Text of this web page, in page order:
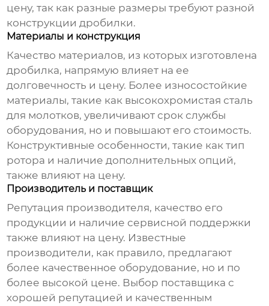
цену, так как разные размеры требуют разной
конструкции дробилки.
Материалы и конструкция
Качество материалов, из которых изготовлена
дробилка, напрямую влияет на ее
долговечность и цену. Более износостойкие
материалы, такие как высокохромистая сталь
для молотков, увеличивают срок службы
оборудования, но и повышают его стоимость.
Конструктивные особенности, такие как тип
ротора и наличие дополнительных опций,
также влияют на цену.
Производитель и поставщик
Репутация производителя, качество его
продукции и наличие сервисной поддержки
также влияют на цену. Известные
производители, как правило, предлагают
более качественное оборудование, но и по
более высокой цене. Выбор поставщика с
хорошей репутацией и качественным